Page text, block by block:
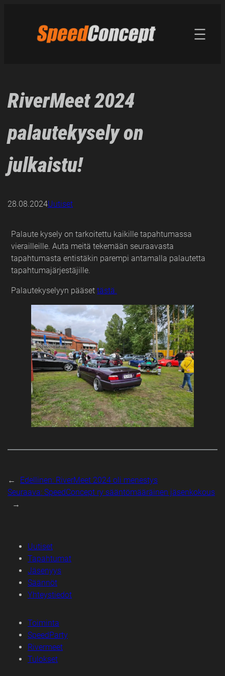
RiverMeet 2024
palautekysely on
julkaistu!
28.08.2024Uutiset
Palaute kysely on tarkoitettu kaikille tapahtumassa
vierailleille. Auta meitä tekemään seuraavasta
tapahtumasta entistäkin parempi antamalla palautetta
tapahtumajärjestäjille.
Palautekyselyyn pääsettästä.
← Edellinen: RiverMeet 2024 oli menestys
Seuraava: SpeedConcept ry sääntömääräinen jäsenkokous
→
Uutiset
Tapahtumat
Jäsenyys
Säännöt
Yhteystiedot
Toiminta
SpeedParty
Rivermeet
Tulokset